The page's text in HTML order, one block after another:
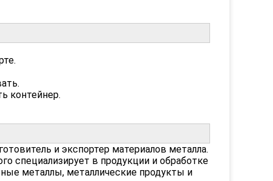
контейнер.
и экспортер материалов металла.
специализирует в продукции и обработке
металлы, металлические продукты и